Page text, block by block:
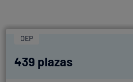
OEP
439 plazas